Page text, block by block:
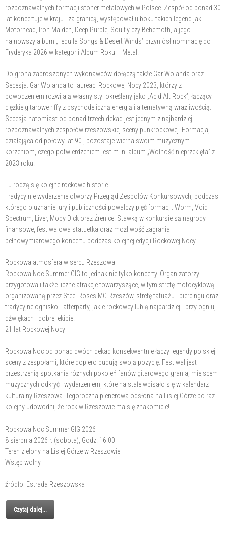
rozpoznawalnych formacji stoner metalowych w Polsce. Zespół od ponad 30
lat koncertuje w kraju i za granicą, występował u boku takich legend jak
Motörhead, Iron Maiden, Deep Purple, Soulfly czy Behemoth, a jego
najnowszy album „Tequila Songs & Desert Winds” przyniósł nominację do
Fryderyka 2026 w kategorii Album Roku – Metal.
Do grona zaproszonych wykonawców dołączą także Gar Wolanda oraz
Secesja. Gar Wolanda to laureaci Rockowej Nocy 2023, którzy z
powodzeniem rozwijają własny styl określany jako „Acid Alt Rock”, łączący
ciężkie gitarowe riffy z psychodeliczną energią i alternatywną wrażliwością.
Secesja natomiast od ponad trzech dekad jest jednym z najbardziej
rozpoznawalnych zespołów rzeszowskiej sceny punkrockowej. Formacja,
działająca od połowy lat 90., pozostaje wierna swoim muzycznym
korzeniom, czego potwierdzeniem jest m.in. album „Wolność nieprzeklęta” z
2023 roku.
Tu rodzą się kolejne rockowe historie
Tradycyjnie wydarzenie otworzy Przegląd Zespołów Konkursowych, podczas
którego o uznanie jury i publiczności powalczy pięć formacji: Worm, Void
Spectrum, Liver, Moby Dick oraz Źrenice. Stawką w konkursie są nagrody
finansowe, festiwalowa statuetka oraz możliwość zagrania
pełnowymiarowego koncertu podczas kolejnej edycji Rockowej Nocy.
Rockowa atmosfera w sercu Rzeszowa
Rockowa Noc Summer GIG to jednak nie tylko koncerty. Organizatorzy
przygotowali także liczne atrakcje towarzyszące, w tym strefę motocyklową
organizowaną przez Steel Roses MC Rzeszów, strefę tatuażu i piercingu oraz
tradycyjne ognisko - afterparty, jakie rockowcy lubią najbardziej - przy ogniu,
dźwiękach i dobrej ekipie.
21 lat Rockowej Nocy
Rockowa Noc od ponad dwóch dekad konsekwentnie łączy legendy polskiej
sceny z zespołami, które dopiero budują swoją pozycję. Festiwal jest
przestrzenią spotkania różnych pokoleń fanów gitarowego grania, miejscem
muzycznych odkryć i wydarzeniem, które na stałe wpisało się w kalendarz
kulturalny Rzeszowa. Tegoroczna plenerowa odsłona na Lisiej Górze po raz
kolejny udowodni, że rock w Rzeszowie ma się znakomicie!
Rockowa Noc Summer GIG 2026
8 sierpnia 2026 r. (sobota), Godz. 16.00
Teren zielony na Lisiej Górze w Rzeszowie
Wstęp wolny
źródło: Estrada Rzeszowska
Czytaj dalej...